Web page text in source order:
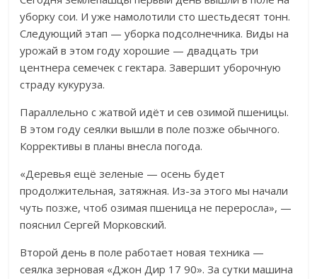
уборку сои. И уже намолотили сто шестьдесят тонн.
Следующий этап — уборка подсолнечника. Виды на
урожай в этом году хорошие — двадцать три
центнера семечек с гектара. Завершит уборочную
страду кукуруза.
Параллельно с жатвой идёт и сев озимой пшеницы.
В этом году сеялки вышли в поле позже обычного.
Коррективы в планы внесла погода.
«Деревья ещё зеленые — осень будет
продолжительная, затяжная. Из-за этого мы начали
чуть позже, чтоб озимая пшеница не переросла», —
пояснил Сергей Морковский.
Второй день в поле работает новая техника —
сеялка зерновая «Джон Дир 17 90». За сутки машина